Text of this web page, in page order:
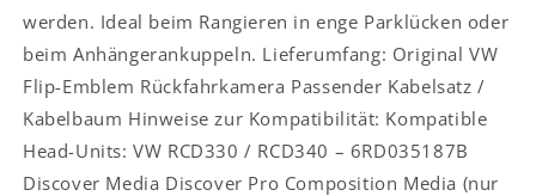
werden. Ideal beim Rangieren in enge Parklücken oder
beim Anhängerankuppeln. Lieferumfang: Original VW
Flip-Emblem Rückfahrkamera Passender Kabelsatz /
Kabelbaum Hinweise zur Kompatibilität: Kompatible
Head-Units: VW RCD330 / RCD340 – 6RD035187B
Discover Media Discover Pro Composition Media (nur